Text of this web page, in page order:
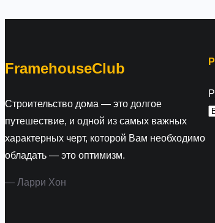
FramehouseClub
Строительство дома — это долгое
путешествие, и одной из самых важных
характерных черт, которой Вам необходимо
обладать — это оптимизм.
— Ларри Хон